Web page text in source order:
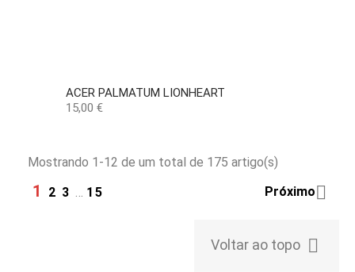
ACER PALMATUM LIONHEART
Preço
15,00 €
Mostrando 1-12 de um total de 175 artigo(s)
1 2 3 … 15 Próximo
Voltar ao topo 